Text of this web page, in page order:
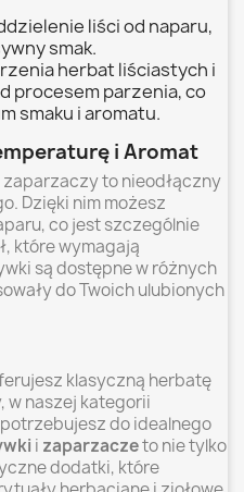
liści od naparu,
smak.
herbat liściastych i
procesem parzenia, co
smaku i aromatu.
i Aromat
zaparzaczy to nieodłączny
Dzięki nim możesz
co jest szczególnie
które wymagają
są dostępne w różnych
do Twoich ulubionych
klasyczną herbatę
w naszej kategorii
do idealnego
i zaparzaczeto nie tylko
dodatki, które